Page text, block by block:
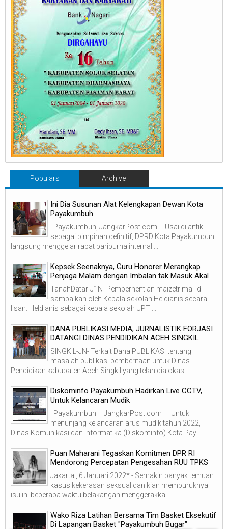
Populars Archive
Ini Dia Susunan Alat Kelengkapan Dewan Kota
Payakumbuh
Payakumbuh, JangkarPost.com ---Usai dilantik
sebagai pimpinan definitif, DPRD Kota Payakumbuh
langsung menggelar rapat paripurna internal ...
Kepsek Seenaknya, Guru Honorer Merangkap
Penjaga Malam dengan Imbalan tak Masuk Akal
TanahDatar-J1N- Pemberhentian maizetrimal di
sampaikan oleh Kepala sekolah Heldianis secara
lisan. Heldianis sebagai kepala sekolah UPT ...
DANA PUBLIKASI MEDIA, JURNALISTIK FORJASI
DATANGI DINAS PENDIDIKAN ACEH SINGKIL
SINGKIL-JN- Terkait Dana PUBLIKASI tentang
masalah publikasi pemberitaan untuk Dinas
Pendidikan kabupaten Aceh Singkil yang telah dialokas...
Diskominfo Payakumbuh Hadirkan Live CCTV,
Untuk Kelancaran Mudik
Payakumbuh | JangkarPost.com – Untuk
menunjang kelancaran arus mudik tahun 2022,
Dinas Komunikasi dan Informatika (Diskominfo) Kota Pay...
Puan Maharani Tegaskan Komitmen DPR RI
Mendorong Percepatan Pengesahan RUU TPKS
Jakarta , 6 Januari 2022* - Semakin banyak temuan
kasus kekerasan seksual dan kian memburuknya
isu ini beberapa waktu belakangan menggerakka...
Wako Riza Latihan Bersama Tim Basket Eksekutif
Di Lapangan Basket "Payakumbuh Bugar"